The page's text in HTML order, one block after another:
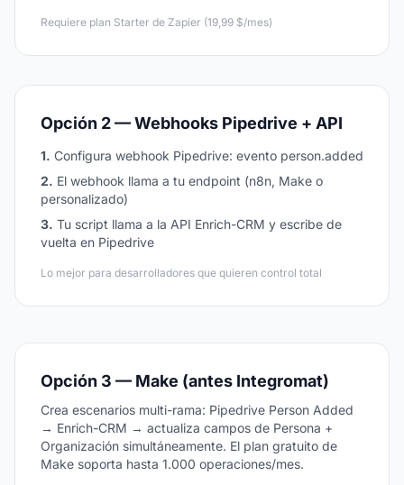
Requiere plan Starter de Zapier (19,99 $/mes)
Opción 2 — Webhooks Pipedrive + API
1. Configura webhook Pipedrive: evento person.added
2. El webhook llama a tu endpoint (n8n, Make o
personalizado)
3. Tu script llama a la API Enrich-CRM y escribe de
vuelta en Pipedrive
Lo mejor para desarrolladores que quieren control total
Opción 3 — Make (antes Integromat)
Crea escenarios multi-rama: Pipedrive Person Added
→ Enrich-CRM → actualiza campos de Persona +
Organización simultáneamente. El plan gratuito de
Make soporta hasta 1.000 operaciones/mes.